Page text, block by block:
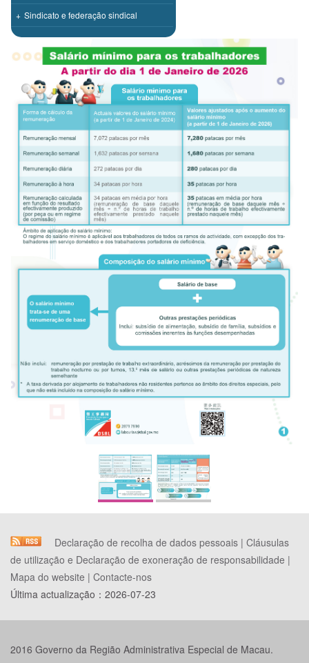
+ Sindicato e federação sindical
Declaração de recolha de dados pessoais | Cláusulas
de utilização e Declaração de exoneração de responsabilidade |
Mapa do website | Contacte-nos
Última actualização： 2026-07-23
2016 Governo da Região Administrativa Especial de Macau.